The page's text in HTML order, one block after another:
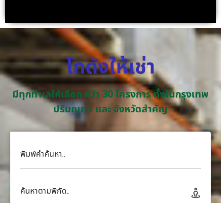
โกดังให้เช่า
มีทุกทำเลให้เลือก กว่า 30 โครงการ ทั้งในกรุงเทพ
ปริมณฑล และ จังหวัดสำคัญ
พิมพ์คำค้นหา..
ค้นหาตามพิกัด..